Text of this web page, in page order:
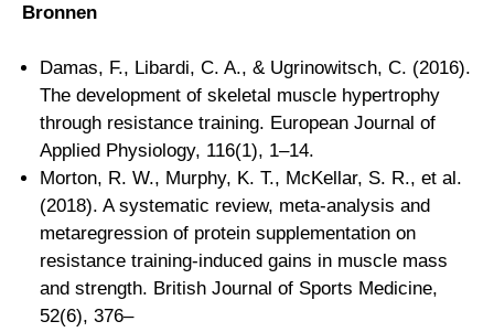
Bronnen
Damas, F., Libardi, C. A., & Ugrinowitsch, C. (2016).
The development of skeletal muscle hypertrophy
through resistance training. European Journal of
Applied Physiology, 116(1), 1–14.
Morton, R. W., Murphy, K. T., McKellar, S. R., et al.
(2018). A systematic review, meta-analysis and
metaregression of protein supplementation on
resistance training-induced gains in muscle mass
and strength. British Journal of Sports Medicine,
52(6), 376–